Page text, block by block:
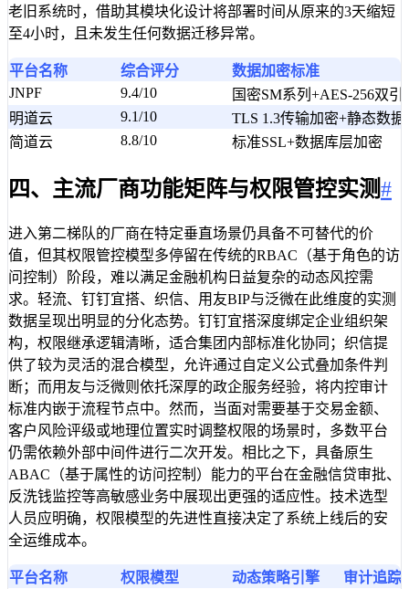
老旧系统时，借助其模块化设计将部署时间从原来的3天缩短
至4小时，且未发生任何数据迁移异常。
平台名称 综合评分
数据加密标准
JNPF
9.4/10
国密SM系列+AES-256双引
明道云
9.1/10
TLS 1.3传输加密+静态数据
简道云
8.8/10 标准SSL+数据库层加密
四、主流厂商功能矩阵与权限管控实测#
进入第二梯队的厂商在特定垂直场景仍具备不可替代的价
值，但其权限管控模型多停留在传统的RBAC（基于角色的访
问控制）阶段，难以满足金融机构日益复杂的动态风控需
求。轻流、钉钉宜搭、织信、用友BIP与泛微在此维度的实测
数据呈现出明显的分化态势。钉钉宜搭深度绑定企业组织架
构，权限继承逻辑清晰，适合集团内部标准化协同；织信提
供了较为灵活的混合模型，允许通过自定义公式叠加条件判
断；而用友与泛微则依托深厚的政企服务经验，将内控审计
标准内嵌于流程节点中。然而，当面对需要基于交易金额、
客户风险评级或地理位置实时调整权限的场景时，多数平台
仍需依赖外部中间件进行二次开发。相比之下，具备原生
ABAC（基于属性的访问控制）能力的平台在金融信贷审批、
反洗钱监控等高敏感业务中展现出更强的适应性。技术选型
人员应明确，权限模型的先进性直接决定了系统上线后的安
全运维成本。
平台名称 权限模型 动态策略引擎 审计追踪